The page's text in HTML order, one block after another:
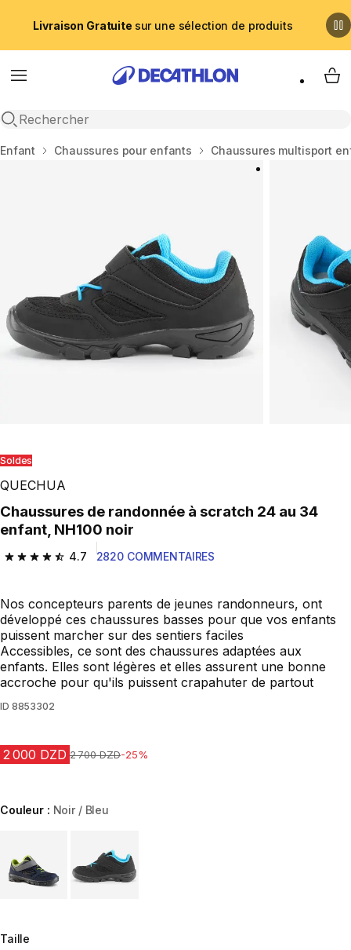
Livraison Gratuite sur une sélection de produits
Menu
Recherche ouverte
My
Accueil
Enfant Chaussures pour enfants Chaussures multisport
Soldes
QUECHUA
Chaussures de randonnée à scratch 24 au 34
enfant, NH100 noir
4.7
4.7 out of 5 stars from 2820 reviews
2820 COMMENTAIRES
Nos concepteurs parents de jeunes randonneurs, ont
développé ces chaussures basses pour que vos enfants
puissent marcher sur des sentiers faciles
Accessibles, ce sont des chaussures adaptées aux
enfants. Elles sont légères et elles assurent une bonne
accroche pour qu'ils puissent crapahuter de partout
ID 8853302
2 000 DZD Prix avant la réduction
2 700 DZD-25%
Couleur : Noir / Bleu
Taille